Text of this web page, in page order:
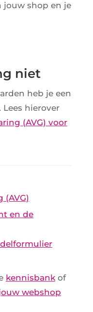
jouw shop en je
niet
heb je een
hierover
(AVG) voor
(AVG)
en de
kennisbankof
webshop